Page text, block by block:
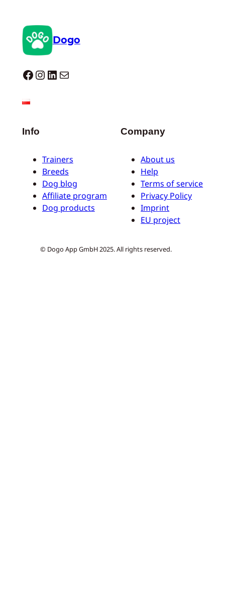
Dogo
Dogo facebook InstagramLinkedIn E-mail
Info
Trainers
Breeds
Dog blog
Affiliate program
Dog products
Company
About us
Help
Terms of service
Privacy Policy
Imprint
EU project
© Dogo App GmbH 2025. All rights reserved.